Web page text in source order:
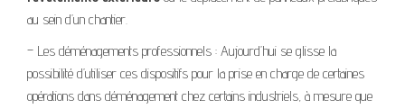
au sein d’un chantier.
– Les déménagements professionnels : Aujourd’hui se glisse la
possibilité d’utiliser ces dispositifs pour la prise en charge de certaines
opérations dans déménagement chez certains industriels, à mesure que